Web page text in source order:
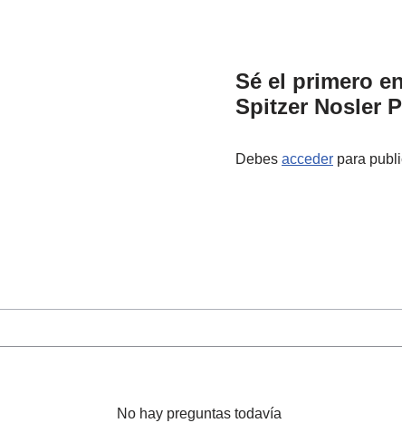
Sé el primero
Spitzer Nosler
Debes acceder para
No hay preguntas todavía